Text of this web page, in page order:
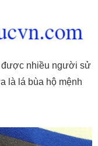
được nhiều người sử
là lá bùa hộ mệnh